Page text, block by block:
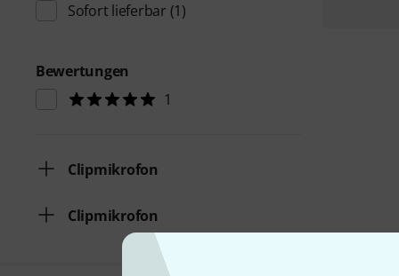
Sofort lieferbar (1)
Bewertungen
1
Clipmikrofon
Clipmikrofon